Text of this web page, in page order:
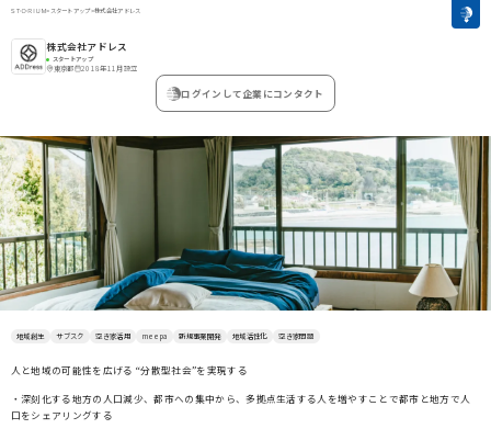
> スタートアップ>株式会社アドレス
株式会社アドレス
スタートアップ
東京都 2018年11月設立
ログインして企業にコンタクト
地域創生 サブスク 空き家活用 meepa 新規事業開発 地域活性化 空き家問題
人と地域の可能性を広げる “分散型社会”を実現する
・深刻化する地方の人口減少、都市への集中から、多拠点生活する人を増やすことで都市と地方で人
口をシェアリングする